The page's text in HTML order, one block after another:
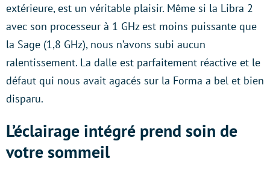
extérieure, est un véritable plaisir. Même si la Libra 2
avec son processeur à 1 GHz est moins puissante que
la Sage (1,8 GHz), nous n’avons subi aucun
ralentissement. La dalle est parfaitement réactive et le
défaut qui nous avait agacés sur la Forma a bel et bien
disparu.
L’éclairage intégré prend soin de
votre sommeil